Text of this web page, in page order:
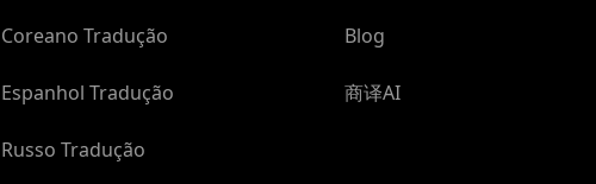
Coreano Tradução
Espanhol Tradução
Russo Tradução
Blog
商译AI